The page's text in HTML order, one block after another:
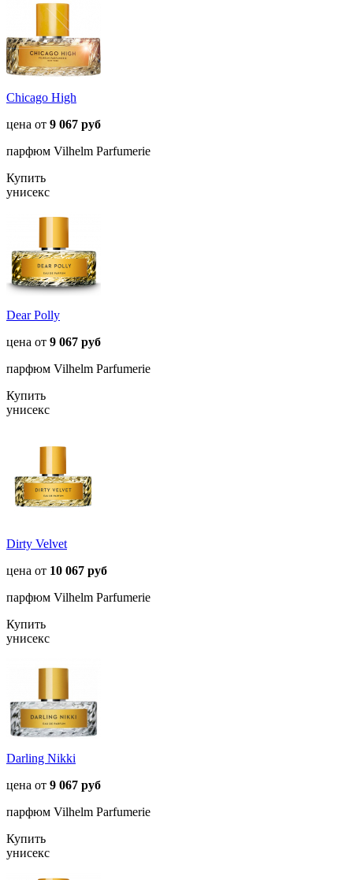
Chicago High
цена от 9 067 руб
парфюм Vilhelm Parfumerie
Купить
унисекс
Dear Polly
цена от 9 067 руб
парфюм Vilhelm Parfumerie
Купить
унисекс
Dirty Velvet
цена от 10 067 руб
парфюм Vilhelm Parfumerie
Купить
унисекс
Darling Nikki
цена от 9 067 руб
парфюм Vilhelm Parfumerie
Купить
унисекс